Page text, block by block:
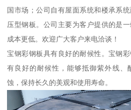
国市场；公司自有屋面系统和楼承系
压型钢板。公司主要为客户提供的是
成本更低。欢迎广大客户来电洽谈！
宝钢彩钢板具有良好的耐候性。宝钢
有良好的耐候性，能够抵御紫外线、
蚀，保持长久的美观和使用寿命。